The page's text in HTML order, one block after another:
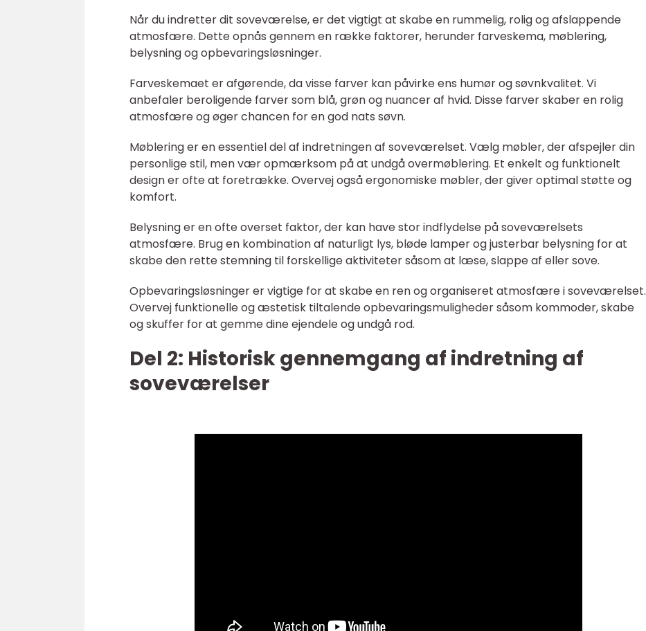
Når du indretter dit soveværelse, er det vigtigt at skabe en rummelig, rolig og afslappende
atmosfære. Dette opnås gennem en række faktorer, herunder farveskema, møblering,
belysning og opbevaringsløsninger.
Farveskemaet er afgørende, da visse farver kan påvirke ens humør og søvnkvalitet. Vi
anbefaler beroligende farver som blå, grøn og nuancer af hvid. Disse farver skaber en rolig
atmosfære og øger chancen for en god nats søvn.
Møblering er en essentiel del af indretningen af soveværelset. Vælg møbler, der afspejler din
personlige stil, men vær opmærksom på at undgå overmøblering. Et enkelt og funktionelt
design er ofte at foretrække. Overvej også ergonomiske møbler, der giver optimal støtte og
komfort.
Belysning er en ofte overset faktor, der kan have stor indflydelse på soveværelsets
atmosfære. Brug en kombination af naturligt lys, bløde lamper og justerbar belysning for at
skabe den rette stemning til forskellige aktiviteter såsom at læse, slappe af eller sove.
Opbevaringsløsninger er vigtige for at skabe en ren og organiseret atmosfære i soveværelset.
Overvej funktionelle og æstetisk tiltalende opbevaringsmuligheder såsom kommoder, skabe
og skuffer for at gemme dine ejendele og undgå rod.
Del 2: Historisk gennemgang af indretning af
soveværelser